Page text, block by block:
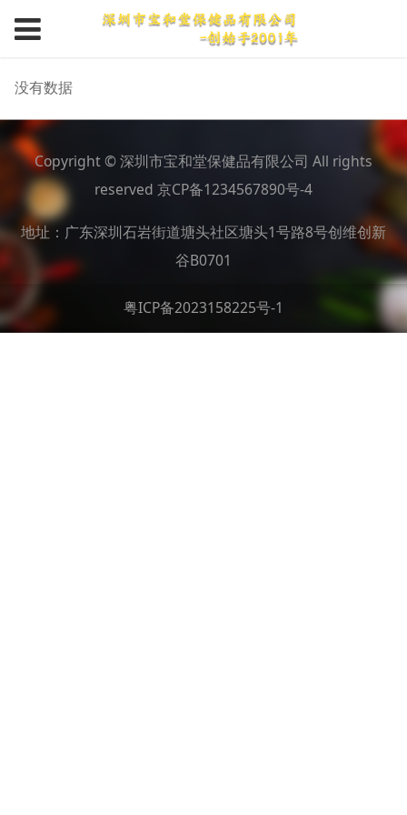
没有数据
Copyright © 深圳市宝和堂保健品有限公司 All rights
reserved 京CP备1234567890号-4
地址：广东深圳石岩街道塘头社区塘头1号路8号创维创新
谷B0701
粤ICP备2023158225号-1